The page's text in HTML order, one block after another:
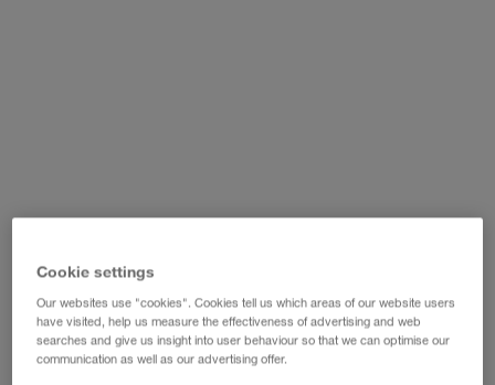
Cookie settings
Our websites use "cookies". Cookies tell us which areas of our website users
have visited, help us measure the effectiveness of advertising and web
searches and give us insight into user behaviour so that we can optimise our
communication as well as our advertising offer.